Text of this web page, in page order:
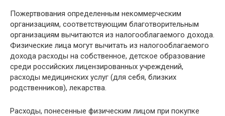
Пожертвования определенным некоммерческим
организациям, соответствующим благотворительным
организациям вычитаются из налогооблагаемого дохода.
Физические лица могут вычитать из налогооблагаемого
дохода расходы на собственное, детское образование
среди российских лицензированных учреждений,
расходы медицинских услуг (для себя, близких
родственников), лекарства.
Расходы, понесенные физическим лицом при покупке